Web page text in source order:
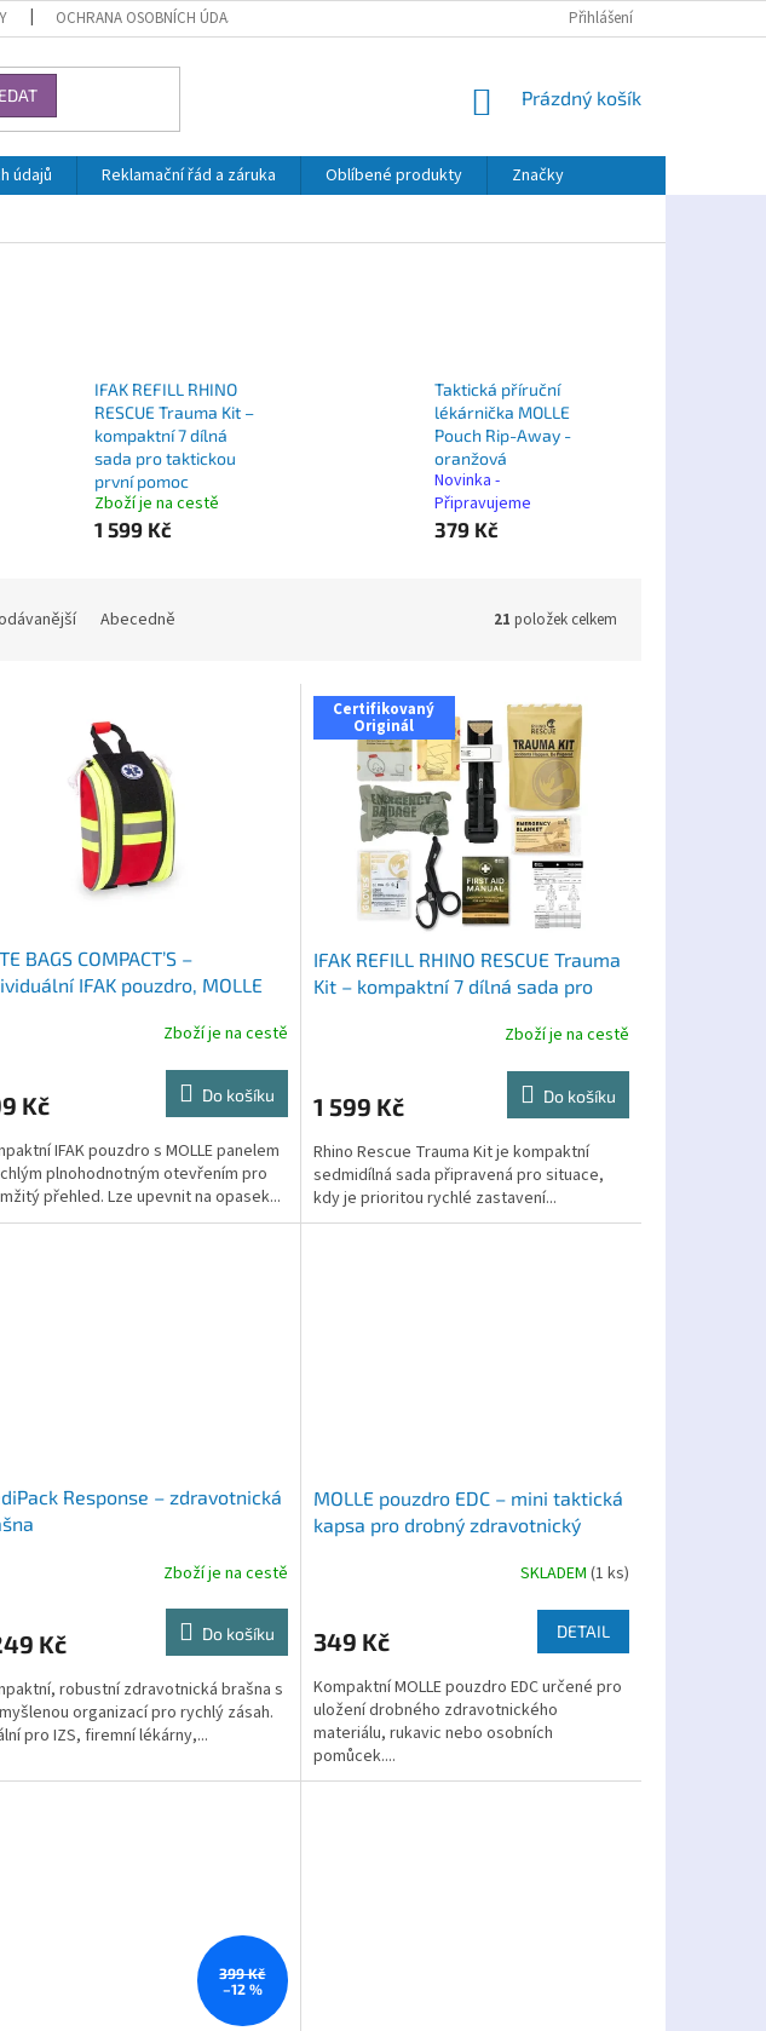
OCHRANA OSOBNÍCH ÚDAJŮ Přihlášení
NÁKUPNÍ
Prázdný košík
údajů Reklamační řád a záruka Oblíbené produkty
Značky
IFAK REFILL RHINO
RESCUE Trauma Kit –
kompaktní 7 dílná
sada pro taktickou
první pomoc
Zboží je na cestě
1 599 Kč
Taktická příruční
lékárnička MOLLE
Pouch Rip-Away -
oranžová
Novinka -
Připravujeme
379 Kč
Abecedně 21 položek celkem
BAGS COMPACT’S –
IFAK pouzdro, MOLLE
Zboží je na cestě
Kč Do košíku
IFAK pouzdro s MOLLE panelem
plnohodnotným otevřením pro
přehled. Lze upevnit na opasek...
Certifikovaný
Originál
IFAK REFILL RHINO RESCUE Trauma
Kit – kompaktní 7 dílná sada pro
Zboží je na cestě
1 599 Kč Do košíku
Rhino Rescue Trauma Kit je kompaktní
sedmidílná sada připravená pro situace,
kdy je prioritou rychlé zastavení...
Response – zdravotnická
Zboží je na cestě
Kč Do košíku
robustní zdravotnická brašna s
organizací pro rychlý zásah.
pro IZS, firemní lékárny,...
MOLLE pouzdro EDC – mini taktická
kapsa pro drobný zdravotnický
SKLADEM (1 ks)
349 Kč DETAIL
Kompaktní MOLLE pouzdro EDC určené pro
uložení drobného zdravotnického
materiálu, rukavic nebo osobních
pomůcek....
399 Kč
–12 %